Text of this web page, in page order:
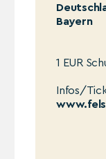
Bayern
1 EUR
Infos/